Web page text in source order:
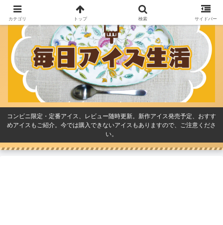
コンビニ限定・定番アイス、レビュー随時更新。新作アイス発売予定、おすす
めアイスもご紹介。今では購入できないアイスもありますので、ご注意くださ
い。
カテゴリ トップ 検索 サイドバー